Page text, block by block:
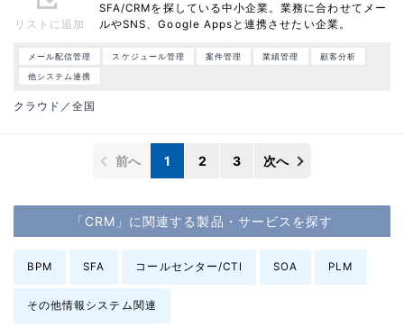
リストに追加
SFA/CRMを探している中小企業。業務に合わせてメー
ルやSNS、Google Appsと連携させたい企業。
メール配信管理 スケジュール管理 案件管理 業績管理
顧客分析
他システム連携
クラウド／全国
前へ 1 2 3 次へ
「CRM」に関連する製品・サービスを探す
BPM SFA コールセンター/CTI SOA PLM
その他情報システム関連